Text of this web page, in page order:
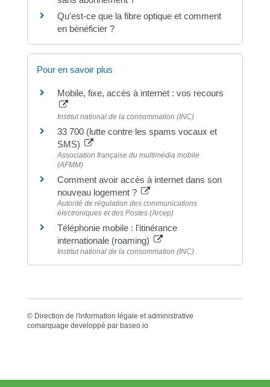
Qu'est-ce que la fibre optique et comment
en bénéficier ?
Pour en savoir plus
Mobile, fixe, accès à internet : vos recours
Institut national de la consommation (INC)
33 700 (lutte contre les spams vocaux et
SMS)
Association française du multimédia mobile
(AFMM)
Comment avoir accès à internet dans son
nouveau logement ?
Autorité de régulation des communications
électroniques et des Postes (Arcep)
Téléphonie mobile : l'itinérance
internationale (roaming)
Institut national de la consommation (INC)
© Direction de l'information légale et administrative
comarquage developpé par baseo.io